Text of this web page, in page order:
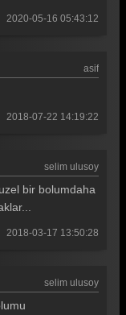
2020-05-16 05:43:12
asif
2018-07-22 14:19:22
selim ulusoy
bir bolumdaha
2018-03-17 13:50:28
selim ulusoy